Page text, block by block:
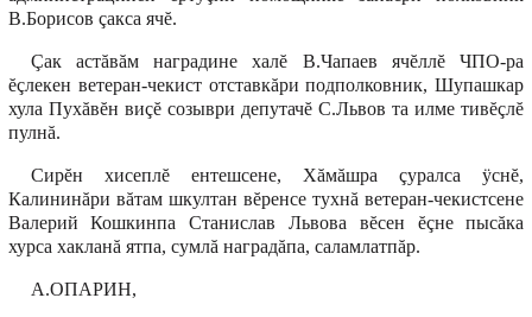
В.Борисов çакса ячĕ.
Çак астăвăм наградине халĕ В.Чапаев ячĕллĕ ЧПО-ра
ĕçлекен ветеран-чекист отставкăри подполковник, Шупашкар
хула Пухăвĕн виçĕ созыври депутачĕ С.Львов та илме тивĕçлĕ
пулнă.
Сирĕн хисеплĕ ентешсене, Хăмăшра çуралса ÿснĕ,
Калининăри вăтам шкултан вĕренсе тухнă ветеран-чекистсене
Валерий Кошкинпа Станислав Львова вĕсен ĕçне пысăка
хурса хакланă ятпа, сумлă наградăпа, саламлатпăр.
А.ОПАРИН,